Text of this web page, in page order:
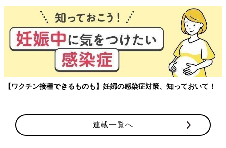
【ワクチン接種できるものも】妊婦の感染症対策、知っておいて！
連載一覧へ